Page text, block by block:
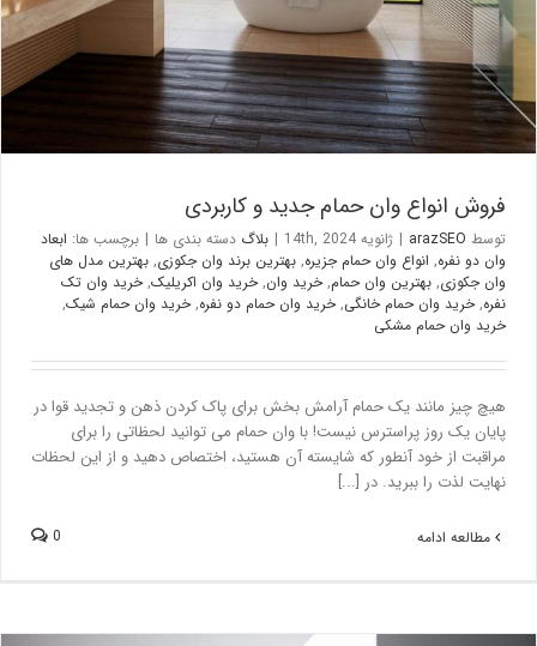
فروش انواع وان حمام جدید و کاربردی
توسطarazSEO
| ژانویه 14th, 2024 | بلاگدسته بندی ها برچسب ها: ابعاد
وان دو نفره ,انواع وان حمام جزیره,بهترین برند وان جکوزی,بهترین مدل های
وان جکوزی,بهترین وان حمام,خرید وان ,خرید وان اکریلیک,خرید وان تک
,خرید وان حمام خانگی,خرید وان حمام دو نفره ,خرید وان حمام شیک,
خرید وان حمام مشکی
هیچ چیز مانند یک حمام آرامش بخش برای پاک کردن ذهن و تجدید قوا در
پایان یک روز پراسترس نیست! با وان حمام می توانید لحظاتی را برای
مراقبت از خود آنطور که شایسته آن هستید، اختصاص دهید و از این لحظات
نهایت لذت را ببرید. در [...]
مطالعه ادامه